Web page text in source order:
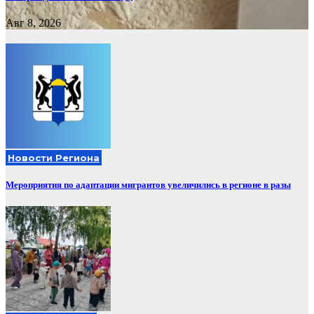
Авг 8, 2026
Новости Региона
Мероприятия по адаптации мигрантов увеличились в регионе в разы